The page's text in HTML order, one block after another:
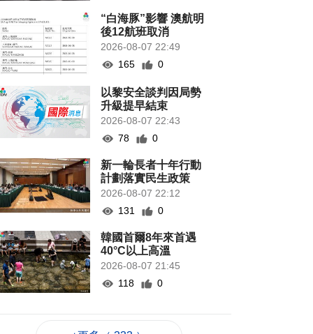
“白海豚”影響 澳航明
後12航班取消
2026-08-07 22:49
165
0
以黎安全談判因局勢
升級提早結束
2026-08-07 22:43
78
0
新一輪長者十年行動
計劃落實民生政策
2026-08-07 22:12
131
0
韓國首爾8年來首遇
40°C以上高溫
2026-08-07 21:45
118
0